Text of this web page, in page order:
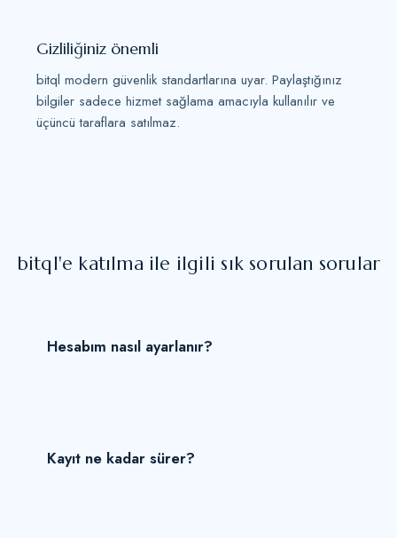
Gizliliğiniz önemli
bitql modern güvenlik standartlarına uyar. Paylaştığınız
bilgiler sadece hizmet sağlama amacıyla kullanılır ve
üçüncü taraflara satılmaz.
bitql'e katılma ile ilgili sık sorulan sorular
Hesabım nasıl ayarlanır?
Kayıt ne kadar sürer?